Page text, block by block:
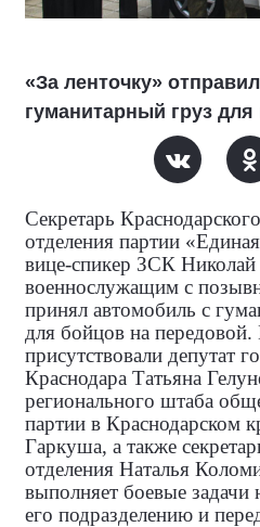
«За ленточку»
гуманитарный груз
Секретарь
отделения партии
вице-спикер ЗСК Николай
военнослужащим с
принял автомобиль с
для бойцов на передовой.
присутствовали депутат
Краснодара Татьяна
регионального штаба
партии в Краснодарском
Гаркуша, а также
отделения Наталья
выполняет боевые задачи
его подразделению и